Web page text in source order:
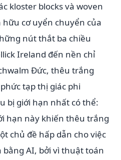
kloster blocks và woven
cơ uyển chuyển của
nút thắt ba chiều
Ireland đến nền chỉ
Đức, thêu trắng
tạp thị giác phi
bị giới hạn nhất có thể:
hạn này khiến thêu trắng
chủ đề hấp dẫn cho việc
bằng AI, bởi vì thuật toán